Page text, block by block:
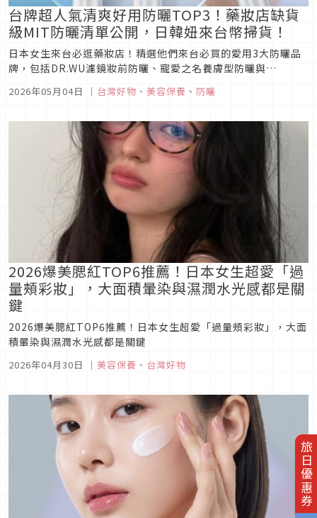
旅日優惠券
台牌超人氣清爽好用防曬TOP3！藥妝店缺貨
級MIT防曬清單公開，日韓妞來台幣掃貨！
日本女生來台必逛藥妝店！精選他們來台必買的愛用3大防曬品
牌，包括DR.WU濾鏡妝前防曬、寵愛之名養膚型防曬與
護關鍵。
2026年05月04日 ｜ 台灣好物 、 美容保養 、 防曬
2026爆美腮紅TOP6推薦！日本女生超愛「過
量頰彩妝」，大面積暈染與濕潤水光感都是關
鍵
2026爆美腮紅TOP6推薦！日本女生超愛「過量頰彩妝」，大面
積暈染與濕潤水光感都是關鍵
2026年04月30日 ｜ 美容保養 、 台灣好物